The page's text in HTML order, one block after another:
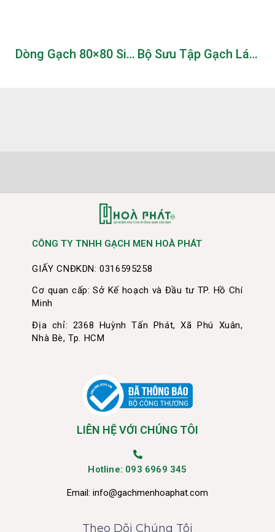
Dòng Gạch 80×80 Siêu Bóng, Xương Đá Đồng Chất Mới Nhất 2022 Bộ Sưu Tập Gạch Lát Nền Màu Tối
CÔNG TY TNHH GẠCH MEN HOÀ PHÁT
GIẤY CNĐKDN: 0316595258
Cơ quan cấp: Sở Kế hoạch và Đầu tư TP. Hồ Chí
Minh
Địa chỉ: 2368 Huỳnh Tấn Phát, Xã Phú Xuân,
Nhà Bè, Tp. HCM
LIÊN HỆ VỚI CHÚNG TÔI
Hotline: 093 6969 345
Email: info@gachmenhoaphat.com
Theo Dõi Chúng Tôi